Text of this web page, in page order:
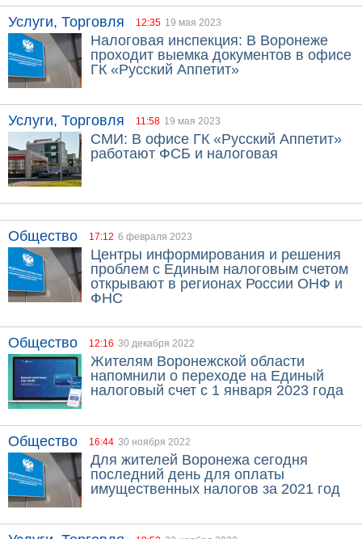
Услуги, Торговля 12:35 19 мая 2023
Налоговая инспекция: В Воронеже
проходит выемка документов в офисе
ГК «Русский Аппетит»
Услуги, Торговля 11:58 19 мая 2023
СМИ: В офисе ГК «Русский Аппетит»
работают ФСБ и налоговая
Общество 17:12 6 февраля 2023
Центры информирования и решения
проблем с Единым налоговым счетом
открывают в регионах России ОНФ и
ФНС
Общество 12:16 30 декабря 2022
Жителям Воронежской области
напомнили о переходе на Единый
налоговый счет с 1 января 2023 года
Общество 16:44 30 ноября 2022
Для жителей Воронежа сегодня
последний день для оплаты
имущественных налогов за 2021 год